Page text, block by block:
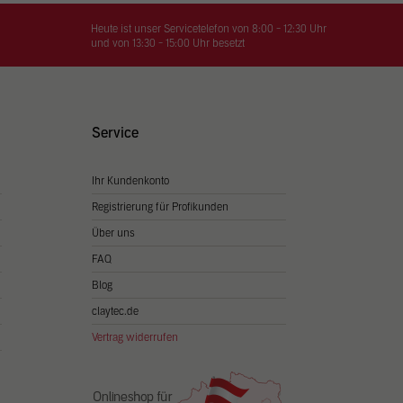
Heute ist unser Servicetelefon von 8:00 - 12:30 Uhr
und von 13:30 - 15:00 Uhr besetzt
Service
Ihr Kundenkonto
Registrierung für Profikunden
Über uns
FAQ
Blog
claytec.de
Vertrag widerrufen
Sie